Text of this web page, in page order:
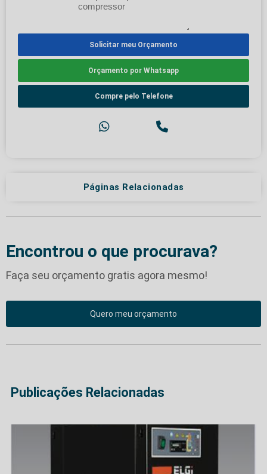
Solicitar meu Orçamento
Orçamento por Whatsapp
Compre pelo Telefone
Páginas Relacionadas
Encontrou o que procurava?
Faça seu orçamento gratis agora mesmo!
Quero meu orçamento
Publicações Relacionadas